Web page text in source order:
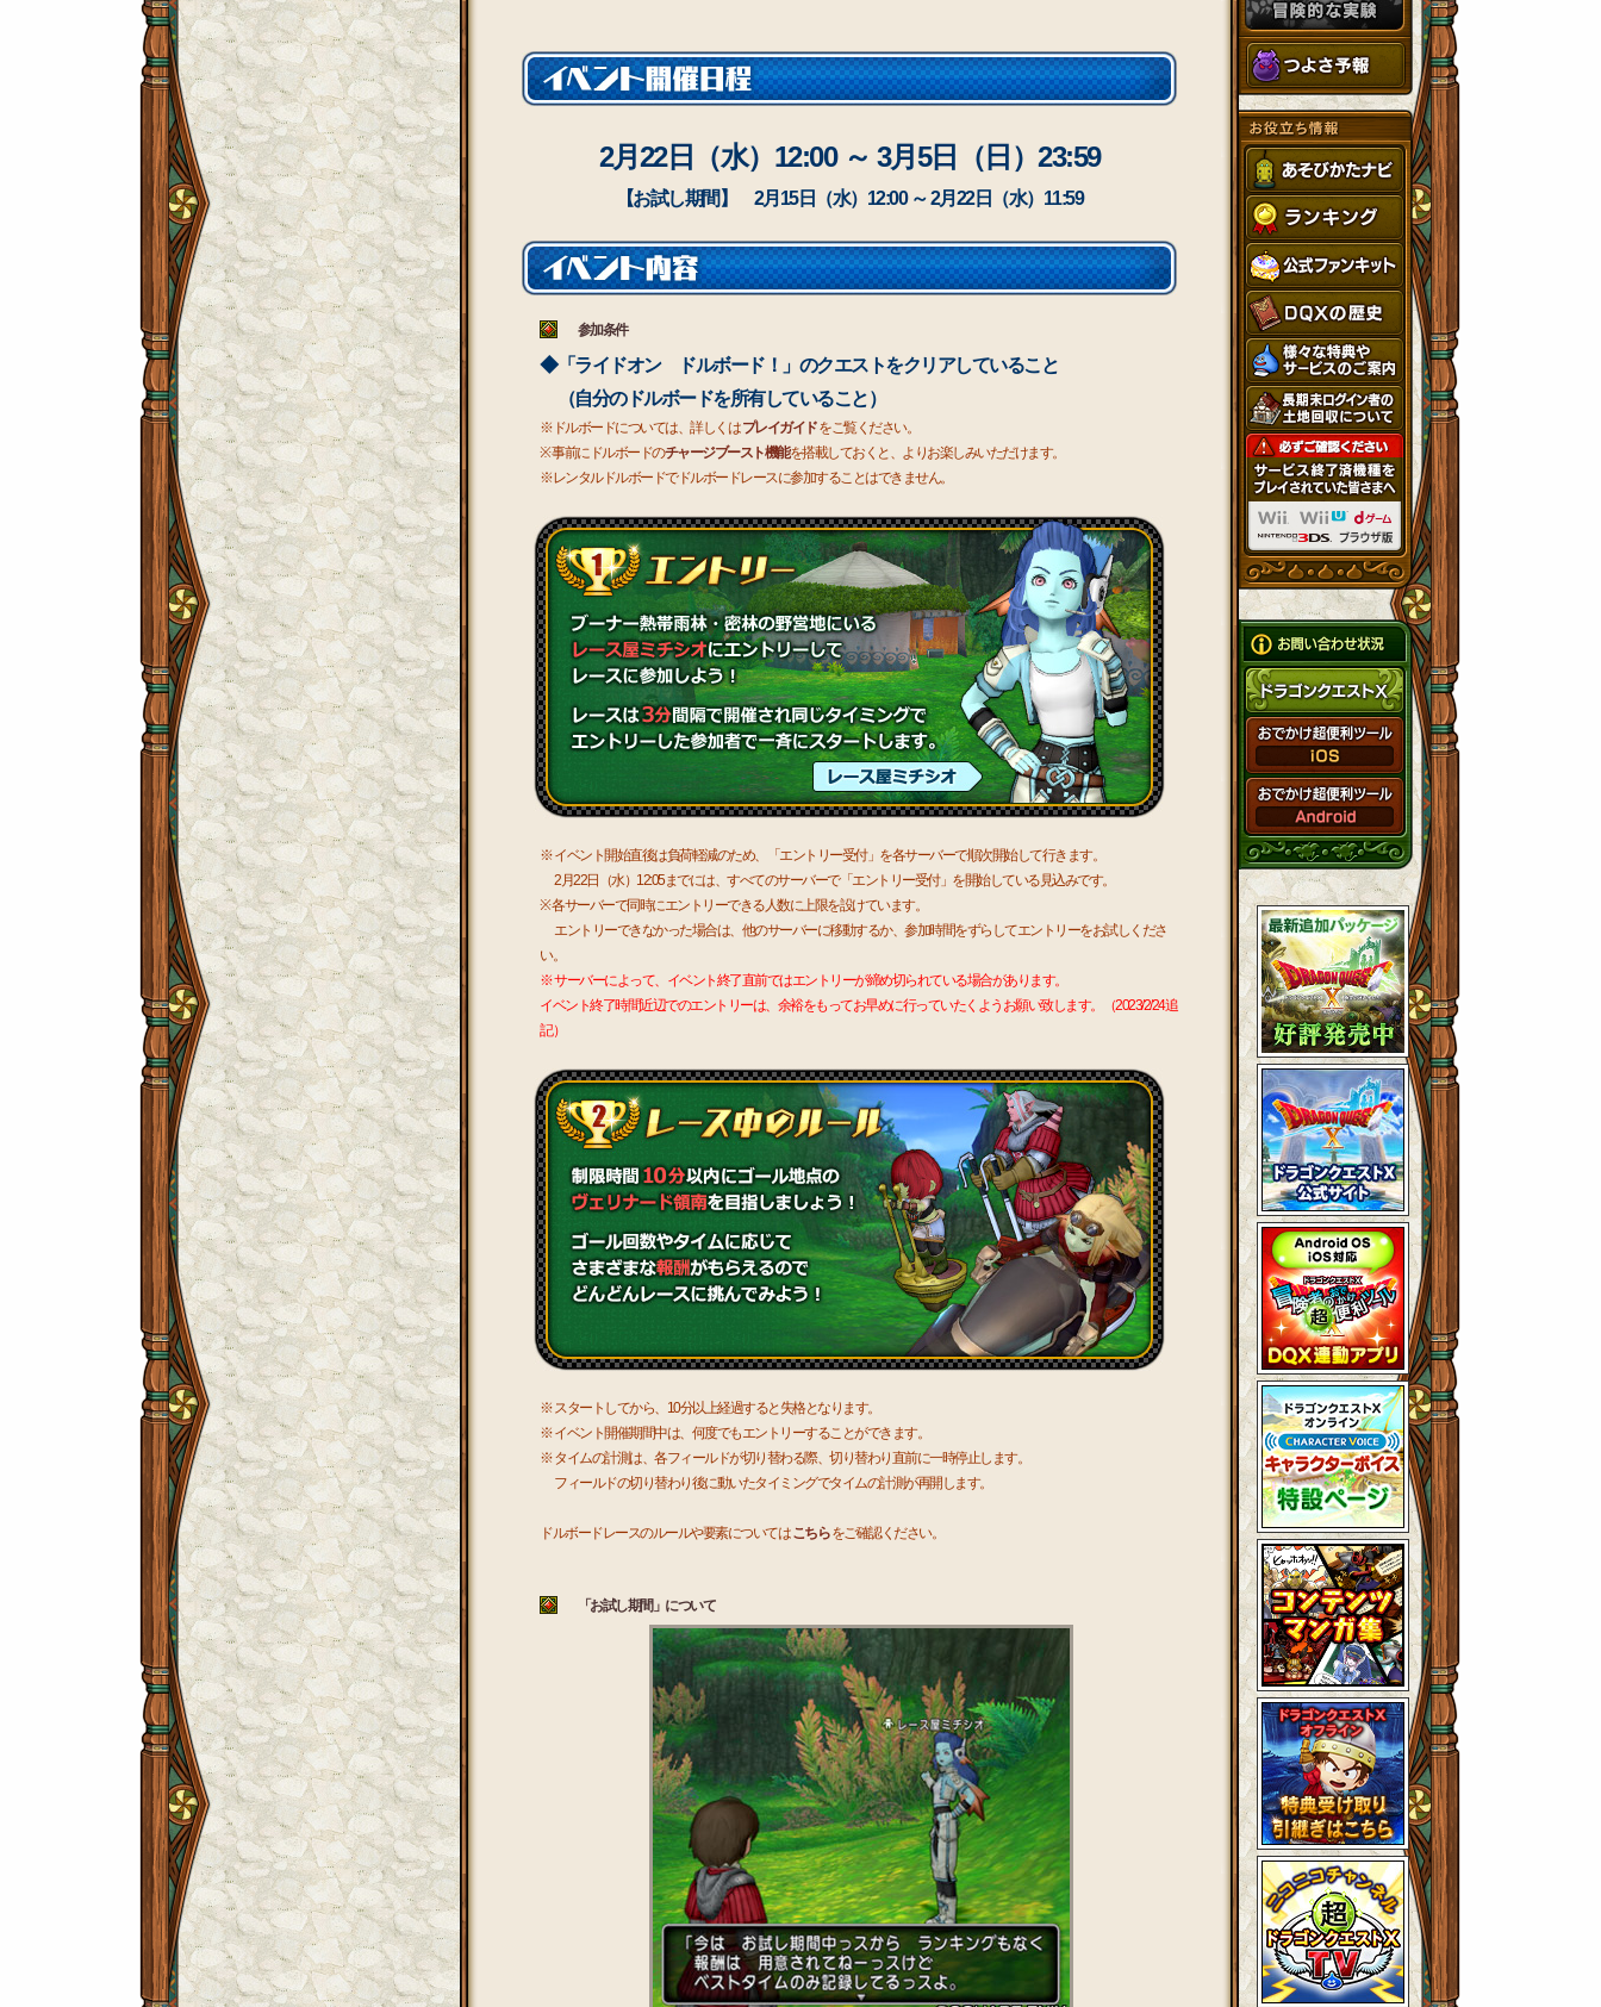
2月22日（水）12:00 ～ 3月5日（日）23:59
【お試し期間】 2月15日（水）12:00 ～ 2月22日（水）11:59
参加条件
◆「ライドオン ドルボード！」のクエストをクリアしていること
（自分のドルボードを所有していること）
※ドルボードについては、詳しくはプレイガイドをご覧ください。
※ 事前にドルボードのチャージブースト機能を搭載しておくと、よりお楽しみいただけます。
※レンタルドルボードでドルボードレースに参加することはできません。
※ イベント開始直後は負荷軽減のため、「エントリー受付」を各サーバーで順次開始して行きます。
2月22日（水）12:05までには、すべてのサーバーで「エントリー受付」を開始している見込みです。
※ 各サーバーで同時にエントリーできる人数に上限を設けています。
エントリーできなかった場合は、他のサーバーに移動するか、参加時間をずらしてエントリーをお試しくださ
い。
※ サーバーによって、イベント終了直前ではエントリーが締め切られている場合があります。
イベント終了時間近辺でのエントリーは、余裕をもってお早めに行っていたくようお願い致します。（2023/2/24追
記）
※ スタートしてから、10分以上経過すると失格となります。
※ イベント開催期間中は、何度でもエントリーすることができます。
※ タイムの計測は、各フィールドが切り替わる際、切り替わり直前に一時停止します。
フィールドの切り替わり後に動いたタイミングでタイムの計測が再開します。
ドルボードレースのルールや要素についてはこちらをご確認ください。
「お試し期間」について